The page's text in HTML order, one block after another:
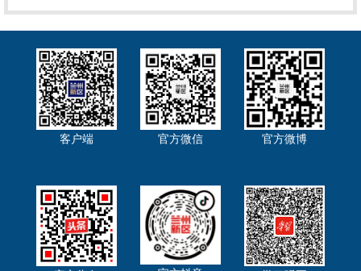
客户端 官方微信 官方微博